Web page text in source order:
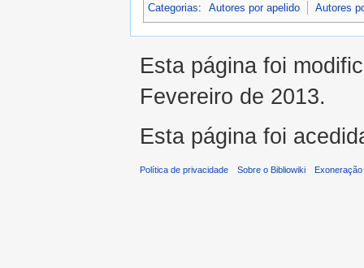
Categorias: Autores por apelido Autores
Esta página foi
Fevereiro de 2013.
Esta página foi
Política de privacidade Sobre o Bibliowiki